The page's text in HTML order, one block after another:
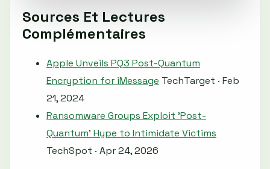
Sources Et Lectures
Complémentaires
Apple Unveils PQ3 Post-Quantum
Encryption for iMessage TechTarget · Feb
21, 2024
Ransomware Groups Exploit 'Post-
Quantum' Hype to Intimidate Victims
TechSpot · Apr 24, 2026